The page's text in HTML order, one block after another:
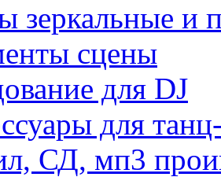
зеркальные и
сцены
для DJ
для
СД, мп3